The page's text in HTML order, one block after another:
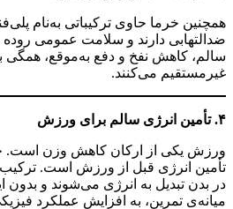
همچنین خرما حاوی ترکیباتی به‌نام
ضدالتهابی دارند و سلامت عمومی
سالم، کاهش نفخ و دفع به‌موقع،
غیرمستقیم می‌کنند.
۴. تأمین انرژی سالم برای ورزش
ورزش یکی از ارکان کاهش وزن است.
تأمین انرژی قبل از ورزش است.
در بدن تبدیل به انرژی می‌شوند و بدون
میانه‌ی تمرین، به افزایش عملکرد